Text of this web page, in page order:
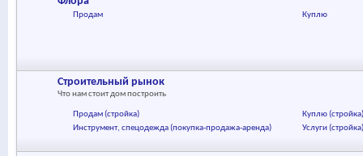
Продам Куплю
Строительный рынок
Что нам стоит дом построить
Продам (стройка)
Куплю
Инструмент, спецодежда (покупка-продажа-аренда)
Услуги